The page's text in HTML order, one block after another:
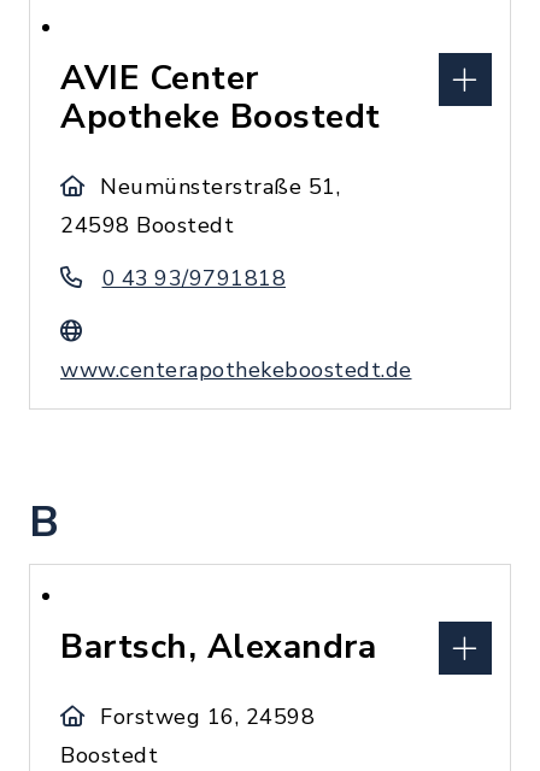
AVIE Center
Apotheke Boostedt
Neumünsterstraße 51,
24598 Boostedt
0 43 93/9791818
www.centerapothekeboostedt.de
B
Bartsch, Alexandra
Forstweg 16, 24598
Boostedt